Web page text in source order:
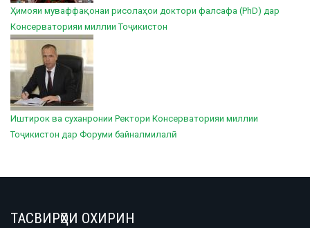
Ҳимояи муваффақонаи рисолаҳои доктори фалсафа (PhD) дар
Консерваторияи миллии Тоҷикистон
Иштирок ва суханронии Ректори Консерваторияи миллии
Тоҷикистон дар Форуми байналмилалӣ
ТАСВИРҲОИ ОХИРИН